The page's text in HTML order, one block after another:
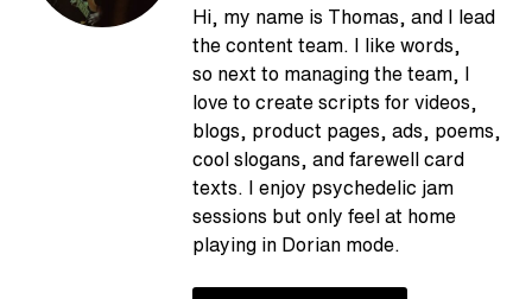
Hi, my name is Thomas, and I lead
the content team. I like words,
so next to managing the team, I
love to create scripts for videos,
blogs, product pages, ads, poems,
cool slogans, and farewell card
texts. I enjoy psychedelic jam
sessions but only feel at home
playing in Dorian mode.